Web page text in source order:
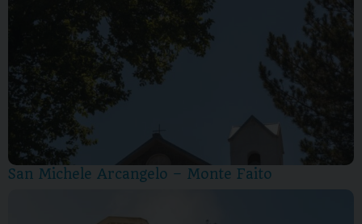
San Michele Arcangelo – Monte Faito